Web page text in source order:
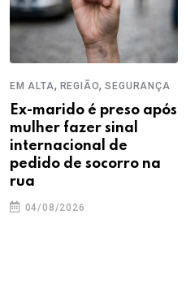
EM ALTA, REGIÃO,SEGURANÇA
Ex-marido é preso após
mulher fazer sinal
internacional de
pedido de socorro na
rua
04/08/2026